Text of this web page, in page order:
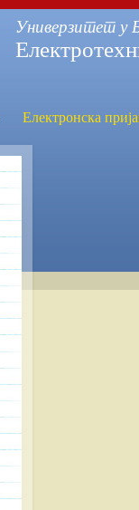
Универзитет у
Електронска